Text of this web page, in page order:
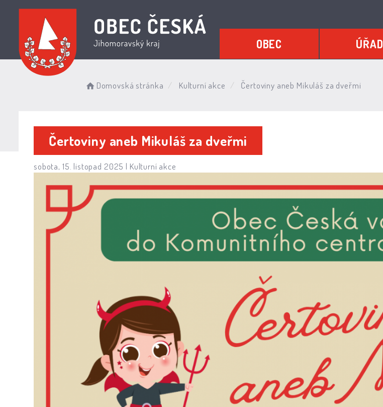
OBEC ÚŘAD
Domovská stránka Kulturní akce Čertoviny aneb Mikuláš za dveřmi
Čertoviny aneb Mikuláš za dveřmi
sobota, 15. listopad 2025 | Kulturní akce